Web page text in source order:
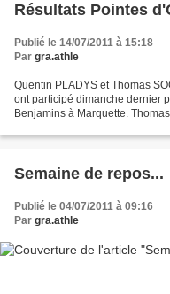
Résultats Pointes
Publié le 14/07/2011 à 15:18
Par gra.athle
Quentin PLADYS et Thomas
ont participé dimanche dernier
Benjamins à Marquette.
Semaine de repos...
Publié le 04/07/2011 à 09:16
Par gra.athle